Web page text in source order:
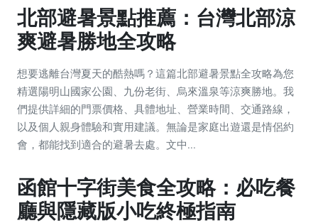
北部避暑景點推薦：台灣北部涼
爽避暑勝地全攻略
想要逃離台灣夏天的酷熱嗎？這篇北部避暑景點全攻略為您
精選陽明山國家公園、九份老街、烏來溫泉等涼爽勝地。我
們提供詳細的門票價格、具體地址、營業時間、交通路線，
以及個人親身體驗和實用建議。無論是家庭出遊還是情侶約
會，都能找到適合的避暑去處。文中...
函館十字街美食全攻略：必吃餐
廳與隱藏版小吃終極指南